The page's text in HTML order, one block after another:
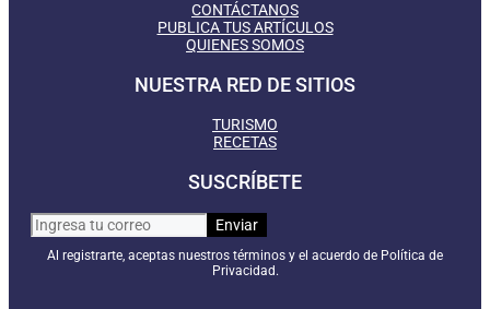
CONTÁCTANOS
PUBLICA TUS ARTÍCULOS
QUIENES SOMOS
NUESTRA RED DE SITIOS
TURISMO
RECETAS
SUSCRÍBETE
Al registrarte, aceptas nuestros términos y el acuerdo de Política de
Privacidad.